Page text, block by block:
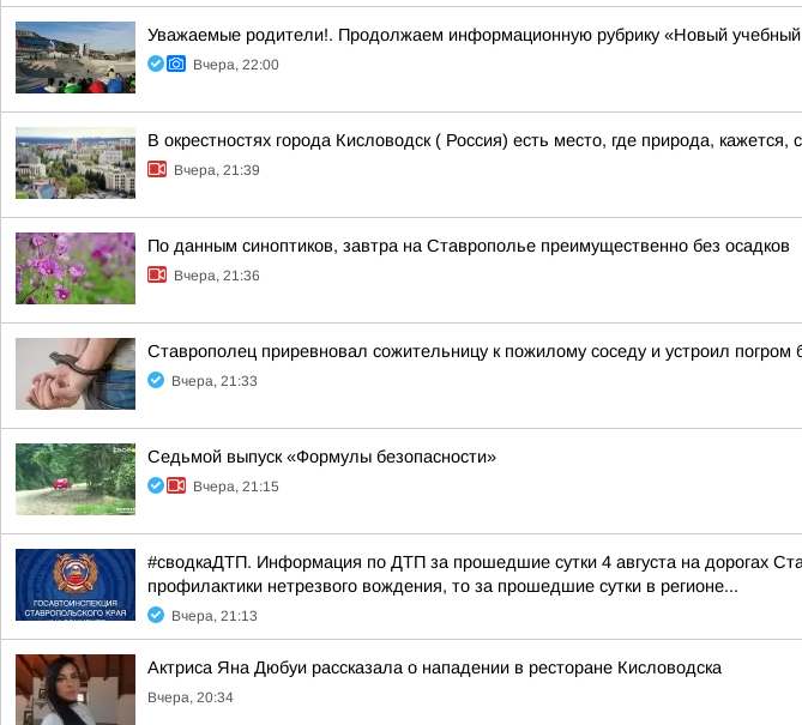
Уважаемые родители!. Продолжаем информационную рубрику «Новый учебный
Вчера, 22:00
В окрестностях города Кисловодск ( Россия) есть место, где природа,
Вчера, 21:39
По данным синоптиков, завтра на Ставрополье преимущественно без осадков
Вчера, 21:36
Ставрополец приревновал сожительницу к пожилому соседу и устроил погром
Вчера, 21:33
Седьмой выпуск «Формулы безопасности»
Вчера, 21:15
#сводкаДТП. Информация по ДТП за прошедшие сутки 4 августа на дорогах
профилактики нетрезвого вождения, то за прошедшие сутки в регионе...
Вчера, 21:13
Актриса Яна Дюбуи рассказала о нападении в ресторане Кисловодска
Вчера, 20:34